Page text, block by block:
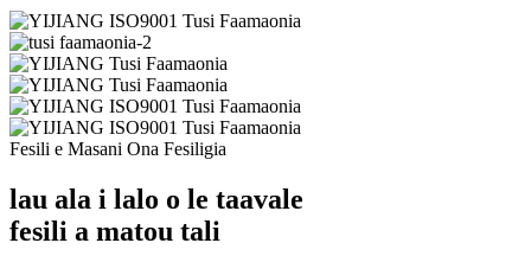
Fesili e Masani Ona Fesiligia
lau ala i lalo o le taavale
fesili a matou tali